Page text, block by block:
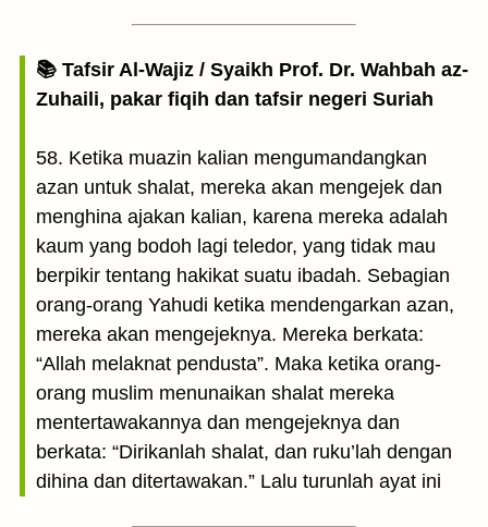
📚 Tafsir Al-Wajiz / Syaikh Prof. Dr. Wahbah az-
Zuhaili, pakar fiqih dan tafsir negeri Suriah
58. Ketika muazin kalian mengumandangkan
azan untuk shalat, mereka akan mengejek dan
menghina ajakan kalian, karena mereka adalah
kaum yang bodoh lagi teledor, yang tidak mau
berpikir tentang hakikat suatu ibadah. Sebagian
orang-orang Yahudi ketika mendengarkan azan,
mereka akan mengejeknya. Mereka berkata:
“Allah melaknat pendusta”. Maka ketika orang-
orang muslim menunaikan shalat mereka
mentertawakannya dan mengejeknya dan
berkata: “Dirikanlah shalat, dan ruku’lah dengan
dihina dan ditertawakan.” Lalu turunlah ayat ini